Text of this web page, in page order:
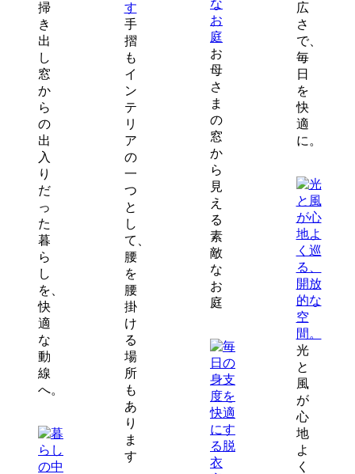
掃
き
出
し
窓
か
ら
の
出
入
り
だ
っ
た
暮
ら
し
を、
快
適
な
動
線
へ。
手
摺
も
イ
ン
テ
リ
ア
の
一
つ
と
し
て、
腰
を
腰
掛
け
る
場
所
も
あ
り
ま
す
お
母
さ
ま
の
窓
か
ら
見
え
る
素
敵
な
お
庭
広
さ
で、
毎
日
を
快
適
に。
光
と
風
が
心
地
よ
く